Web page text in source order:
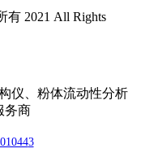
2021 All Rights
仪、粉体流动性分析
务商
3